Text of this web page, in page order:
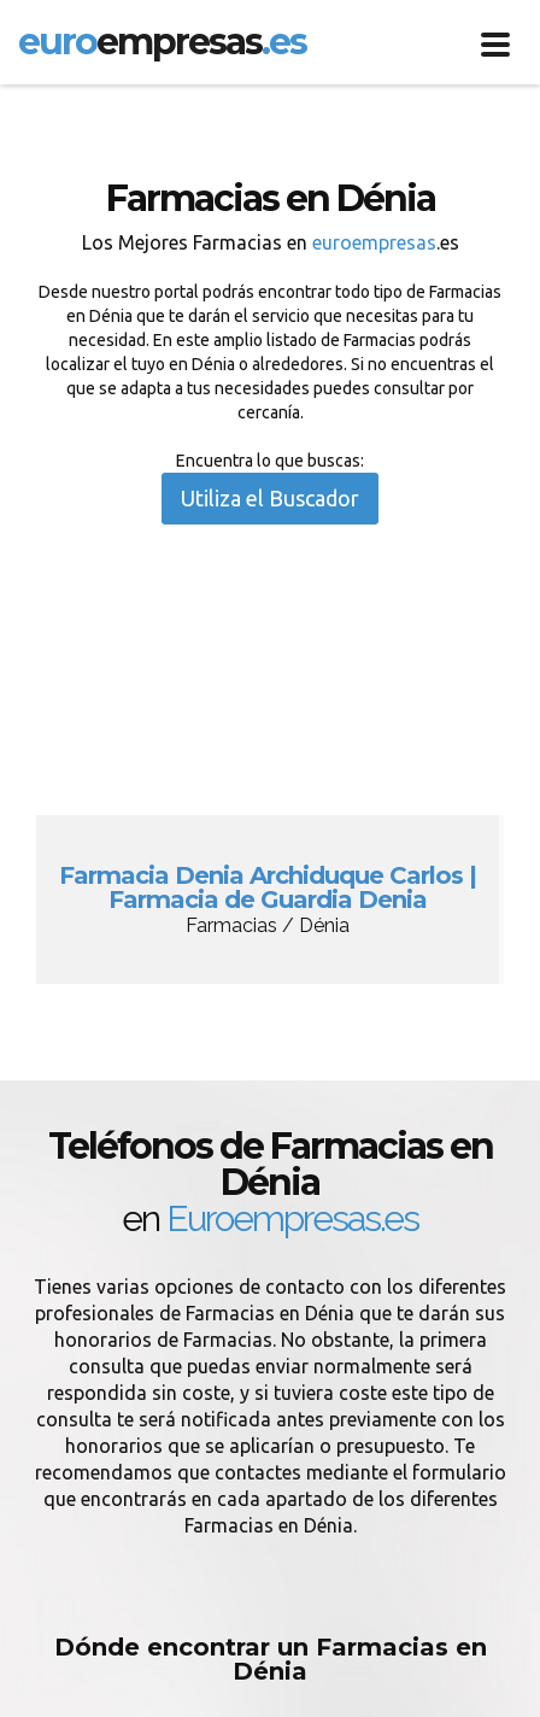
euroempresas.es
Farmacias en Dénia
Los Mejores Farmacias en euroempresas.es
Desde nuestro portal podrás encontrar todo tipo de Farmacias
en Dénia que te darán el servicio que necesitas para tu
necesidad. En este amplio listado de Farmacias podrás
localizar el tuyo en Dénia o alrededores. Si no encuentras el
que se adapta a tus necesidades puedes consultar por
cercanía.
Encuentra lo que buscas:
Utiliza el Buscador
Farmacia Denia Archiduque Carlos |
Farmacia de Guardia Denia
Farmacias / Dénia
Teléfonos de Farmacias en
Dénia
en Euroempresas.es
Tienes varias opciones de contacto con los diferentes
profesionales de Farmacias en Dénia que te darán sus
honorarios de Farmacias. No obstante, la primera
consulta que puedas enviar normalmente será
respondida sin coste, y si tuviera coste este tipo de
consulta te será notificada antes previamente con los
honorarios que se aplicarían o presupuesto. Te
recomendamos que contactes mediante el formulario
que encontrarás en cada apartado de los diferentes
Farmacias en Dénia.
Dónde encontrar un Farmacias en
Dénia